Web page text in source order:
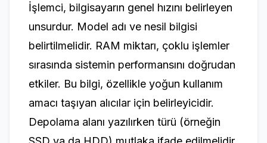
İşlemci, bilgisayarın genel hızını belirleyen
unsurdur. Model adı ve nesil bilgisi
belirtilmelidir. RAM miktarı, çoklu işlemler
sırasında sistemin performansını doğrudan
etkiler. Bu bilgi, özellikle yoğun kullanım
amacı taşıyan alıcılar için belirleyicidir.
Depolama alanı yazılırken türü (örneğin